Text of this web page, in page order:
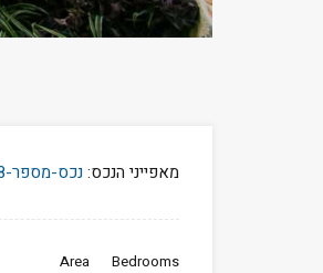
מאפייני הנכס:נכס-מספר-22348
Bedrooms
Area